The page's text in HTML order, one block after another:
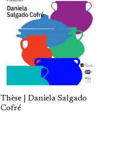
Thèse | Daniela Salgado
Cofré